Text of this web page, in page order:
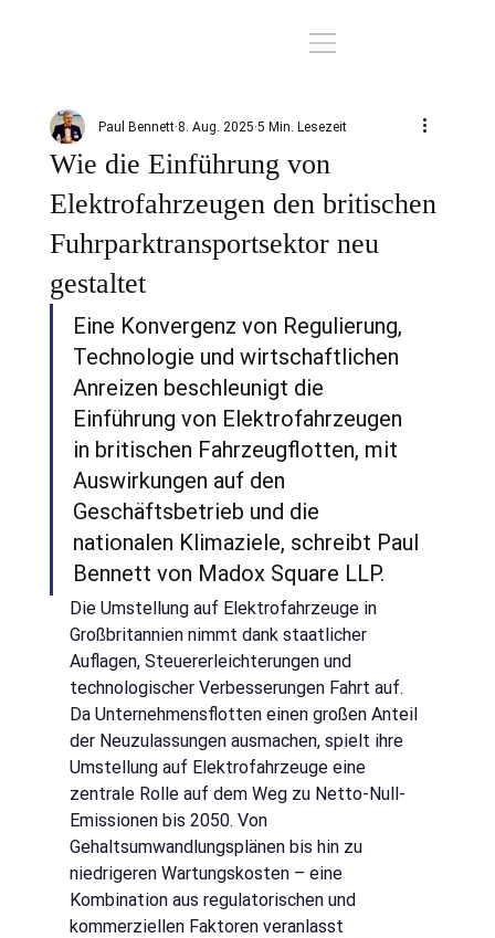
Wie die Einführung von
Elektrofahrzeugen den britischen
Fuhrparktransportsektor neu
gestaltet
Paul Bennett 8. Aug. 2025 5 Min. Lesezeit
Eine Konvergenz von Regulierung,
Technologie und wirtschaftlichen
Anreizen beschleunigt die
Einführung von Elektrofahrzeugen
in britischen Fahrzeugflotten, mit
Auswirkungen auf den
Geschäftsbetrieb und die
nationalen Klimaziele, schreibt Paul
Bennett von Madox Square LLP.
Die Umstellung auf Elektrofahrzeuge in
Großbritannien nimmt dank staatlicher
Auflagen, Steuererleichterungen und
technologischer Verbesserungen Fahrt auf.
Da Unternehmensflotten einen großen Anteil
der Neuzulassungen ausmachen, spielt ihre
Umstellung auf Elektrofahrzeuge eine
zentrale Rolle auf dem Weg zu Netto-Null-
Emissionen bis 2050. Von
Gehaltsumwandlungsplänen bis hin zu
niedrigeren Wartungskosten – eine
Kombination aus regulatorischen und
kommerziellen Faktoren veranlasst